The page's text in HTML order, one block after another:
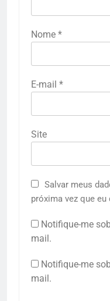
Nome *
E-mail *
Site
Salvar meus
próxima vez que eu
Notifique-me
mail.
Notifique-me
mail.